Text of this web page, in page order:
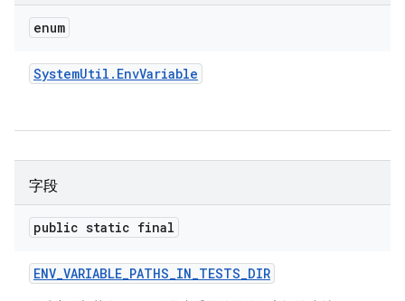
enum
SystemUtil . EnvVariable
字段
public static final
ENV_VARIABLE_PATHS_IN_TESTS_DIR